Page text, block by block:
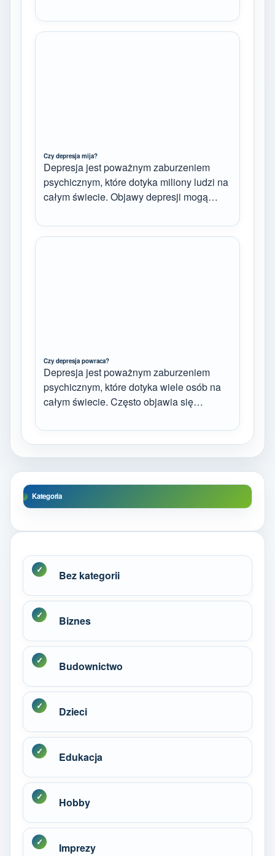
Czy depresja mija?
Depresja jest poważnym zaburzeniem
psychicznym, które dotyka miliony ludzi na
całym świecie. Objawy depresji mogą…
Czy depresja powraca?
Depresja jest poważnym zaburzeniem
psychicznym, które dotyka wiele osób na
całym świecie. Często objawia się…
Kategoria
Bez kategorii
Biznes
Budownictwo
Dzieci
Edukacja
Hobby
Imprezy